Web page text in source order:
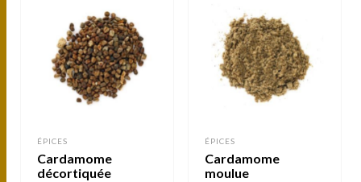
ÉPICES
Cardamome
décortiquée
ÉPICES
Cardamome
moulue